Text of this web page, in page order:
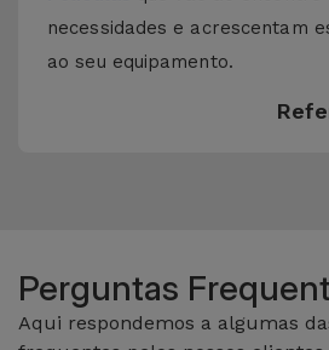
necessidades e acrescentam
ao seu equipamento.
Perguntas
Aqui respondemos a algumas